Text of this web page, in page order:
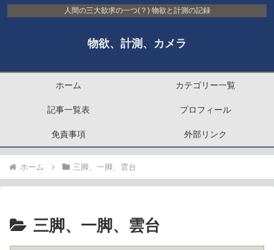
人間の三大欲求の一つ(？) 物欲と計測の記録
物欲、計測、カメラ
ホーム カテゴリー一覧
記事一覧表 プロフィール
免責事項 外部リンク
ホーム 三脚、一脚、雲台
三脚、一脚、雲台